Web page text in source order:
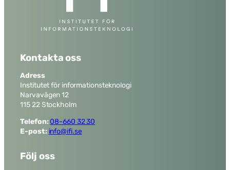
Kontakta oss
Adress
Institutet för informationsteknologi
Narvavägen 12
115 22 Stockholm
Telefon: 08-660 32 30
E-post: info@ifi.se
Följ oss